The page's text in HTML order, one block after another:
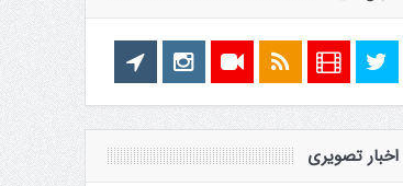
اخبار تصویری